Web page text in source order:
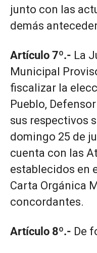
junto con las
demás
Artículo 7º.- La
Municipal
fiscalizar la
Pueblo,
sus respectivos
domingo 25 de
cuenta con las
establecidos en
Carta Orgánica
concordantes.
Artículo 8º.- De